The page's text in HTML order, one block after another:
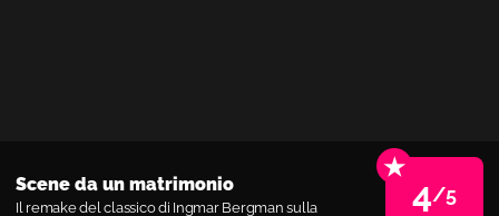
Scene da un matrimonio
Il remake del classico di Ingmar Bergman sulla
★
4/5